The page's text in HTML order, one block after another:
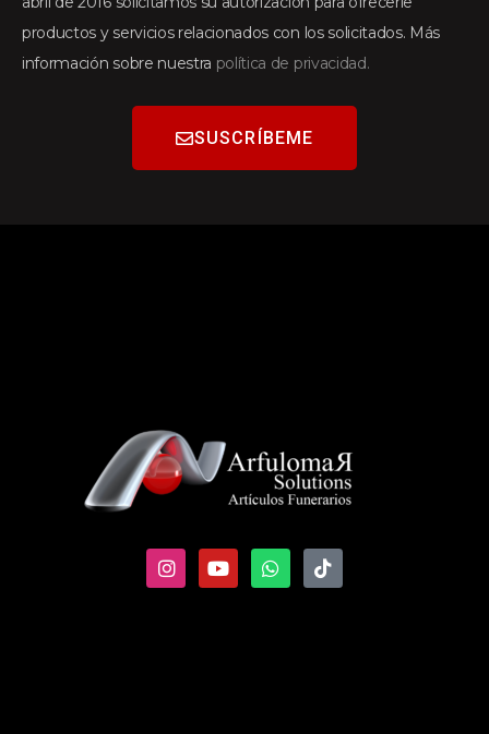
productos y servicios relacionados con los solicitados. Más
información sobre nuestra política de privacidad.
SUSCRÍBEME